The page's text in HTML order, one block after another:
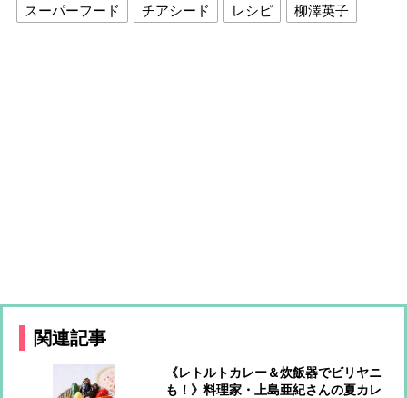
スーパーフード チアシード レシピ 柳澤英子
関連記事
《レトルトカレー＆炊飯器でビリヤニ
も！》料理家・上島亜紀さんの夏カレ